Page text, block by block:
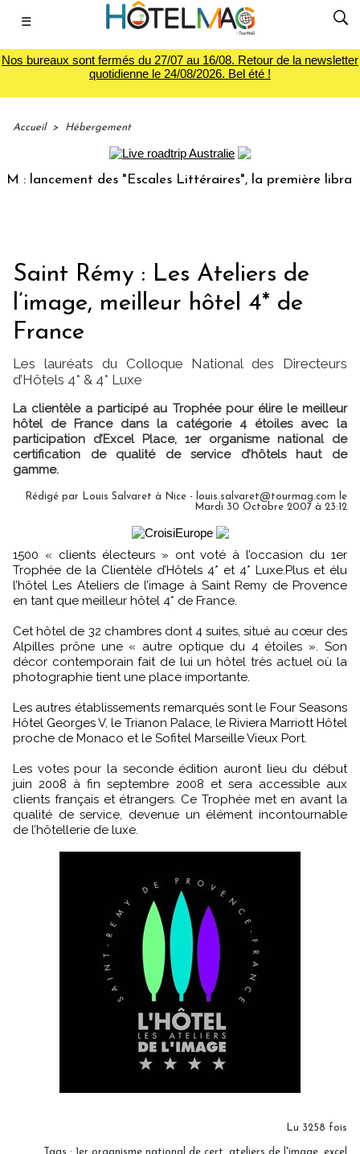
☰
Nos bureaux sont fermés du 27/07 au 16/08. Retour de la newsletter
quotidienne le 24/08/2026. Bel été !
Accueil > Hébergement
lancement des "Escales Littéraires", la première librairie
Saint Rémy : Les Ateliers de
l’image, meilleur hôtel 4* de
France
Les lauréats du Colloque National des Directeurs
d’Hôtels 4* & 4* Luxe
La clientèle a participé au Trophée pour élire le meilleur
hôtel de France dans la catégorie 4 étoiles avec la
participation d’Excel Place, 1er organisme national de
certification de qualité de service d’hôtels haut de
gamme.
Rédigé par Louis Salvaret à Nice - louis.salvaret@tourmag.com le
Mardi 30 Octobre 2007 à 23:12
1500 « clients électeurs » ont voté à l’occasion du 1er
Trophée de la Clientèle d’Hôtels 4* et 4* Luxe.Plus et élu
l’hôtel Les Ateliers de l’image à Saint Remy de Provence
en tant que meilleur hôtel 4* de France.
Cet hôtel de 32 chambres dont 4 suites, situé au cœur des
Alpilles prône une « autre optique du 4 étoiles ». Son
décor contemporain fait de lui un hôtel très actuel où la
photographie tient une place importante.
Les autres établissements remarqués sont le Four Seasons
Hôtel Georges V, le Trianon Palace, le Riviera Marriott Hôtel
proche de Monaco et le Sofitel Marseille Vieux Port.
Les votes pour la seconde édition auront lieu du début
juin 2008 à fin septembre 2008 et sera accessible aux
clients français et étrangers. Ce Trophée met en avant la
qualité de service, devenue un élément incontournable
de l’hôtellerie de luxe.
Lu 3258 fois
Tags : 1er organisme national de cert ateliers de l'image excel